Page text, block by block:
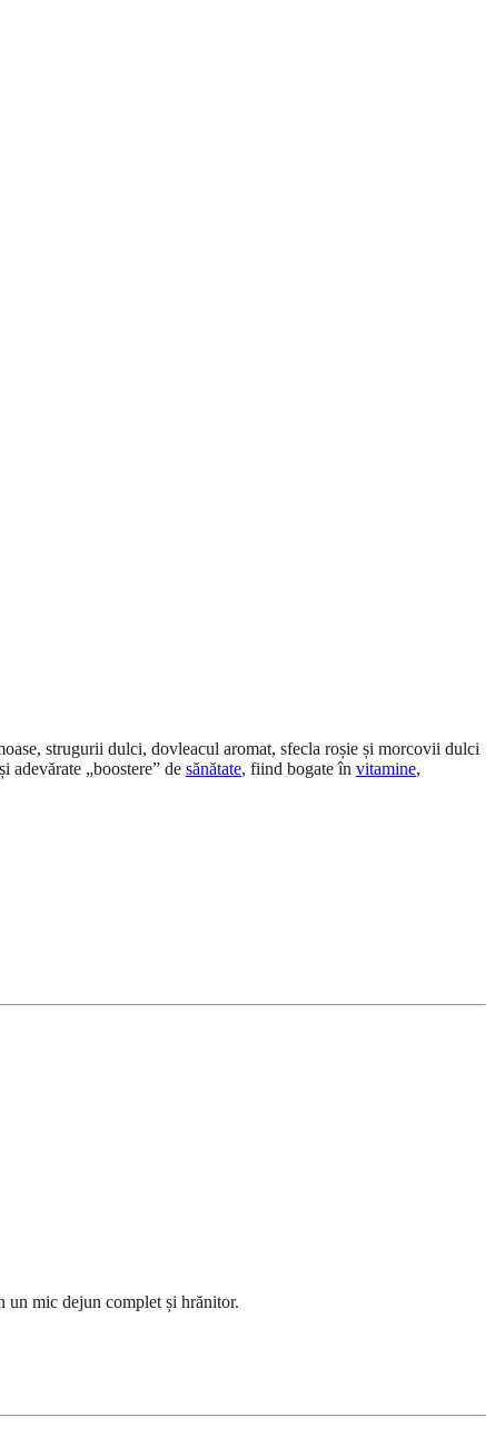
strugurii dulci, dovleacul aromat, sfecla roșie și morcovii dulci
adevărate „boostere” de sănătate, fiind bogate în vitamine,
un mic dejun complet și hrănitor.